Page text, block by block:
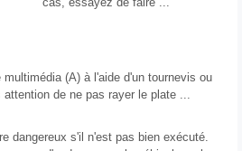
(A) à l'aide d'un tournevis ou
de ne pas rayer le plate ...
dangereux s'il n'est pas bien exécuté.